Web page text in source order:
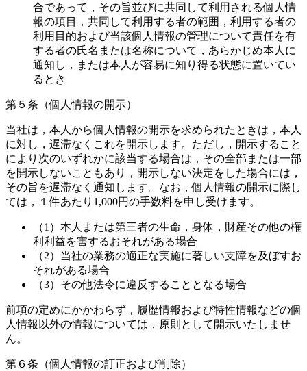
合であって，その旨並びに共同して利用される個人情
報の項目，共同して利用する者の範囲，利用する者の
利用目的および当該個人情報の管理について責任を有
する者の氏名または名称について，あらかじめ本人に
通知し，または本人が容易に知り得る状態に置いてい
るとき
第５条（個人情報の開示）
当社は，本人から個人情報の開示を求められたときは，本人
に対し，遅滞なくこれを開示します。ただし，開示すること
により次のいずれかに該当する場合は，その全部または一部
を開示しないこともあり，開示しない決定をした場合には，
その旨を遅滞なく通知します。なお，個人情報の開示に際し
ては，１件あたり1,000円の手数料を申し受けます。
（1）本人または第三者の生命，身体，財産その他の権
利利益を害するおそれがある場合
（2）当社の業務の適正な実施に著しい支障を及ぼすお
それがある場合
（3）その他法令に違反することとなる場合
前項の定めにかかわらず，履歴情報および特性情報などの個
人情報以外の情報については，原則として開示いたしませ
ん。
第６条（個人情報の訂正および削除）